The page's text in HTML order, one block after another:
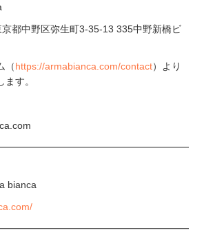
都中野区弥生町3-35-13 335中野新橋ビ
（https://armabianca.com/contact​）より
す。
bianca